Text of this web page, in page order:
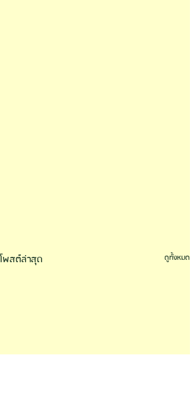
โพสต์ล่าสุด ดูทั้งหมด